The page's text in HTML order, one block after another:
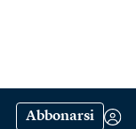
Abbonarsi